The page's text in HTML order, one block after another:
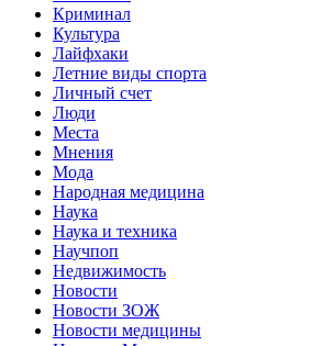
Криминал
Культура
Лайфхаки
Летние виды спорта
Личный счет
Люди
Места
Мнения
Мода
Народная медицина
Наука
Наука и техника
Научпоп
Недвижимость
Новости
Новости ЗОЖ
Новости медицины